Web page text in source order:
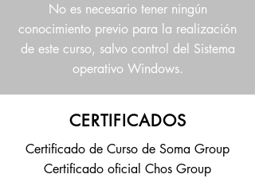
No es necesario tener ningún
conocimiento previo para la realización
de este curso, salvo control del Sistema
operativo Windows.
CERTIFICADOS
Certificado de Curso de Soma Group
Certificado oficial Chos Group